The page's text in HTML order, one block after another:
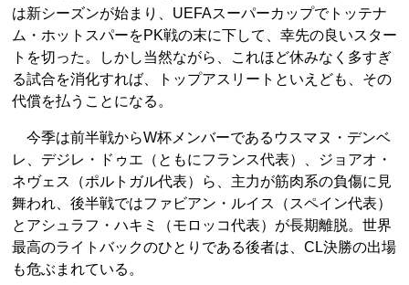
は新シーズンが始まり、UEFAスーパーカップでトッテナ
ム・ホットスパーをPK戦の末に下して、幸先の良いスター
トを切った。しかし当然ながら、これほど休みなく多すぎ
る試合を消化すれば、トップアスリートといえども、その
代償を払うことになる。
今季は前半戦からW杯メンバーであるウスマヌ・デンベ
レ、デジレ・ドゥエ（ともにフランス代表）、ジョアオ・
ネヴェス（ポルトガル代表）ら、主力が筋肉系の負傷に見
舞われ、後半戦ではファビアン・ルイス（スペイン代表）
とアシュラフ・ハキミ（モロッコ代表）が長期離脱。世界
最高のライトバックのひとりである後者は、CL決勝の出場
も危ぶまれている。